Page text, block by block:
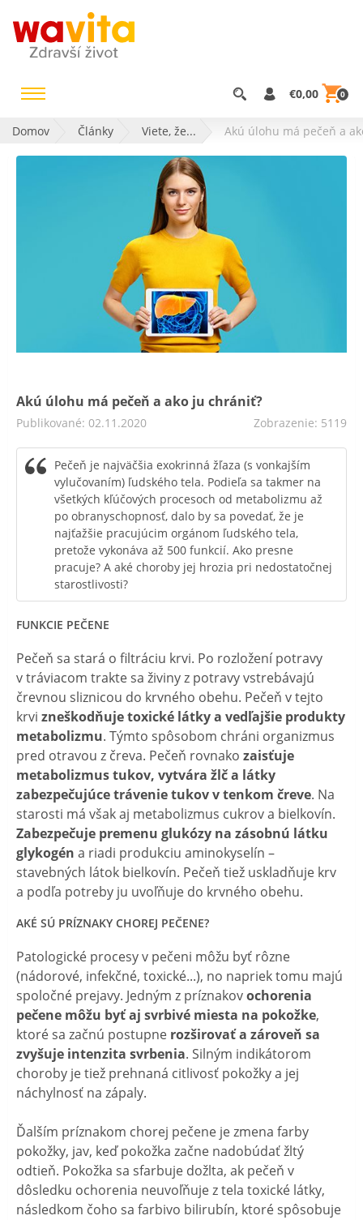
€0,00 0
Domov Články Viete, že... Akú úlohu má pečeň a
Akú úlohu má pečeň a ako ju chrániť?
Publikované: 02.11.2020 Zobrazenie: 5119
Pečeň je najväčšia exokrinná žľaza (s vonkajším
vylučovaním) ľudského tela. Podieľa sa takmer na
všetkých kľúčových procesoch od metabolizmu až
po obranyschopnosť, dalo by sa povedať, že je
najťažšie pracujúcim orgánom ľudského tela,
pretože vykonáva až 500 funkcií. Ako presne
pracuje? A aké choroby jej hrozia pri nedostatočnej
starostlivosti?
FUNKCIE PEČENE
Pečeň sa stará o filtráciu krvi. Po rozložení potravy
v tráviacom trakte sa živiny z potravy vstrebávajú
črevnou sliznicou do krvného obehu. Pečeň v tejto
krvi zneškodňuje toxické látky a vedľajšie produkty
metabolizmu. Týmto spôsobom chráni organizmus
pred otravou z čreva. Pečeň rovnako zaisťuje
metabolizmus tukov, vytvára žlč a látky
zabezpečujúce trávenie tukov v tenkom čreve. Na
starosti má však aj metabolizmus cukrov a bielkovín.
Zabezpečuje premenu glukózy na zásobnú látku
glykogén a riadi produkciu aminokyselín –
stavebných látok bielkovín. Pečeň tiež uskladňuje krv
a podľa potreby ju uvoľňuje do krvného obehu.
AKÉ SÚ PRÍZNAKY CHOREJ PEČENE?
Patologické procesy v pečeni môžu byť rôzne
(nádorové, infekčné, toxické...), no napriek tomu majú
spoločné prejavy. Jedným z príznakovochorenia
pečene môžu byť aj svrbivé miesta na pokožke,
ktoré sa začnú postupne rozširovať a zároveň sa
zvyšuje intenzita svrbenia. Silným indikátorom
choroby je tiež prehnaná citlivosť pokožky a jej
náchylnosť na zápaly.
Ďalším príznakom chorej pečene je zmena farby
pokožky, jav, keď pokožka začne nadobúdať žltý
odtieň. Pokožka sa sfarbuje dožlta, ak pečeň v
dôsledku ochorenia neuvoľňuje z tela toxické látky,
následkom čoho sa farbivo bilirubín, ktoré spôsobuje